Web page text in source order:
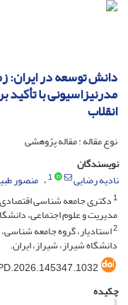
دانش توسعه در ایران:
مدرنیزاسیونی با
انقلاب
نوع مقاله : مقاله پژوهشی
نویسندگان
نادیه رضایی
1 منصور
1دکتری جامعه شناسی
مدیریت و علوم اجتماعی،
2استادیار، گروه جامعه
دانشگاه شیراز، شیراز، ایران.
چکیده